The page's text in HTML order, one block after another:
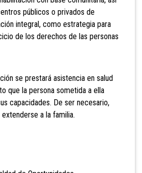
públicos o privados de
integral, como estrategia para
de los derechos de las personas
se prestará asistencia en salud
que la persona sometida a ella
capacidades. De ser necesario,
a la familia.